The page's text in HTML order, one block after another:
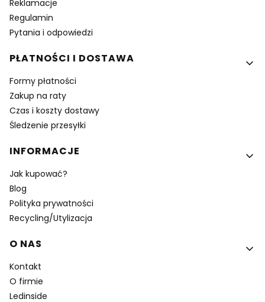
Reklamacje
Regulamin
Pytania i odpowiedzi
PŁATNOŚCI I DOSTAWA
Formy płatności
Zakup na raty
Czas i koszty dostawy
Śledzenie przesyłki
INFORMACJE
Jak kupować?
Blog
Polityka prywatności
Recycling/Utylizacja
O NAS
Kontakt
O firmie
Ledinside